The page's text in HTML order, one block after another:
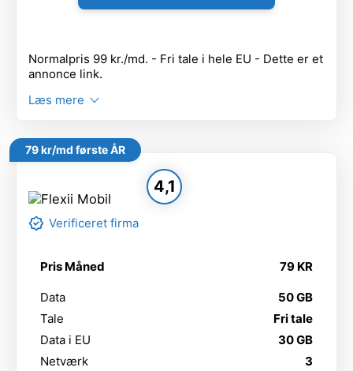
Normalpris 99 kr./md. - Fri tale i hele EU - Dette er et
annonce link.
Læs mere
79 kr/md første ÅR
4,1
Verificeret firma
Pris Måned 79 KR
Data
50 GB
Tale
Fri tale
Data i EU
30 GB
Netværk
3